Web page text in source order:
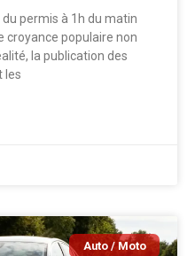
permis à 1h du matin
croyance populaire non
la publication des
les
Auto / Moto